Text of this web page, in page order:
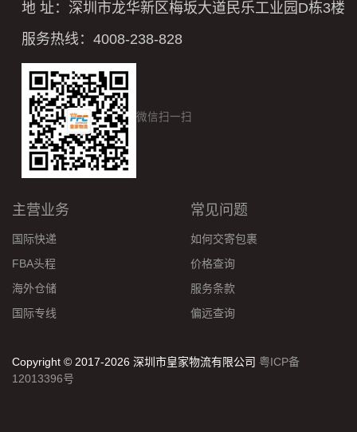
地 址：深圳市龙华新区梅坂大道民乐工业园D栋3楼
服务热线：4008-238-828
微信扫一扫
主营业务
国际快递
FBA头程
海外仓储
国际专线
常见问题
如何交寄包裹
价格查询
服务条款
偏远查询
Copyright © 2017-2026 深圳市皇家物流有限公司 粤ICP备
12013396号